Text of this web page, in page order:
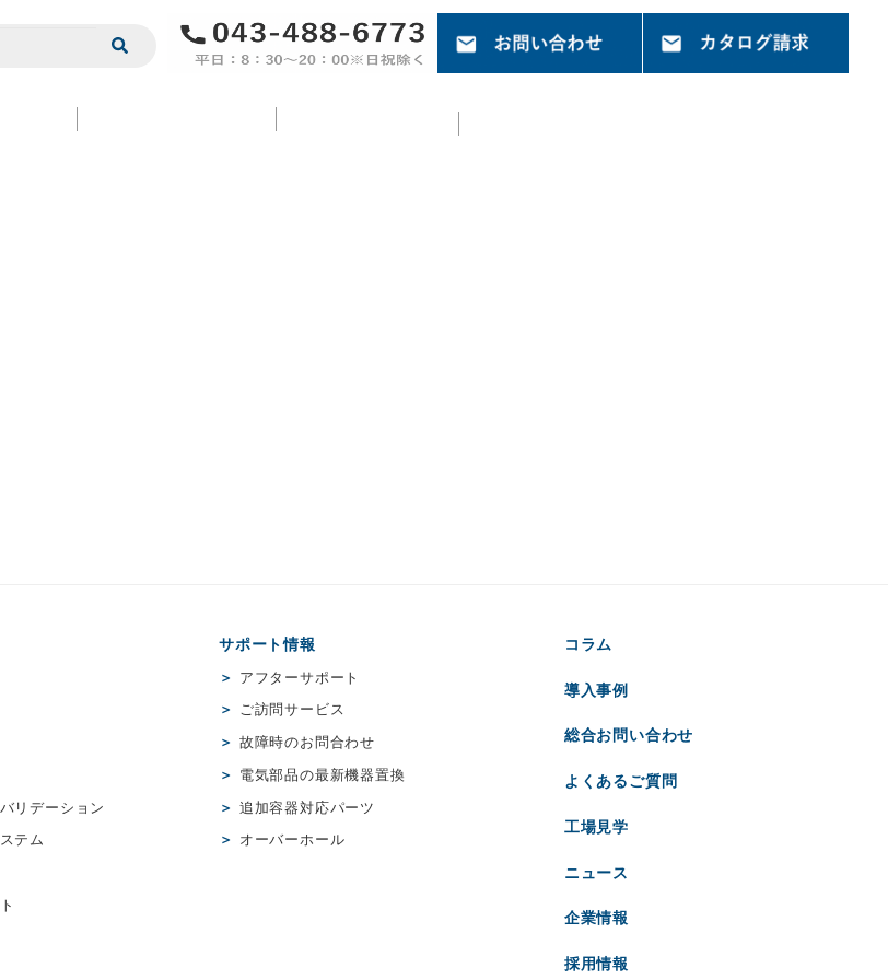
リデーション
テム
サポート情報
＞ アフターサポート
＞ ご訪問サービス
＞ 故障時のお問合わせ
＞ 電気部品の最新機器置換
＞ 追加容器対応パーツ
＞ オーバーホール
コラム
導入事例
総合お問い合わせ
よくあるご質問
工場見学
ニュース
企業情報
採用情報